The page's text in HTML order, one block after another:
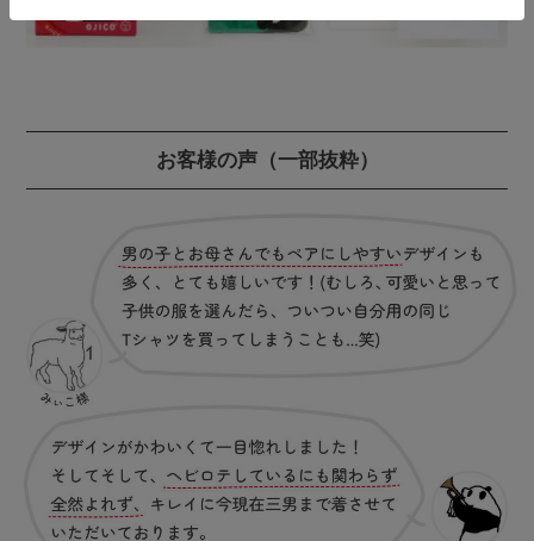
お客様の声（一部抜粋）